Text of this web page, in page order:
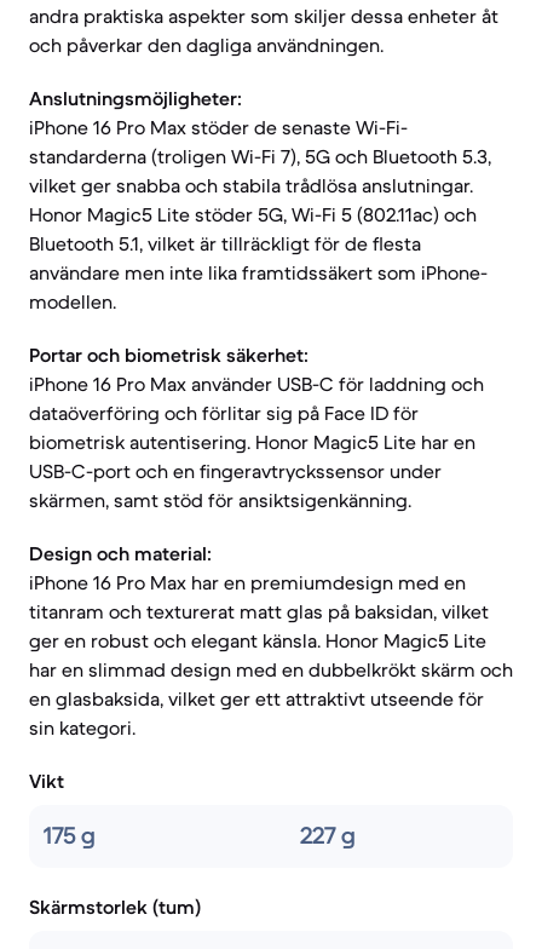
andra praktiska aspekter som skiljer dessa enheter åt
och påverkar den dagliga användningen.
Anslutningsmöjligheter:
iPhone 16 Pro Max stöder de senaste Wi-Fi-
standarderna (troligen Wi-Fi 7), 5G och Bluetooth 5.3,
vilket ger snabba och stabila trådlösa anslutningar.
Honor Magic5 Lite stöder 5G, Wi-Fi 5 (802.11ac) och
Bluetooth 5.1, vilket är tillräckligt för de flesta
användare men inte lika framtidssäkert som iPhone-
modellen.
Portar och biometrisk säkerhet:
iPhone 16 Pro Max använder USB-C för laddning och
dataöverföring och förlitar sig på Face ID för
biometrisk autentisering. Honor Magic5 Lite har en
USB-C-port och en fingeravtryckssensor under
skärmen, samt stöd för ansiktsigenkänning.
Design och material:
iPhone 16 Pro Max har en premiumdesign med en
titanram och texturerat matt glas på baksidan, vilket
ger en robust och elegant känsla. Honor Magic5 Lite
har en slimmad design med en dubbelkrökt skärm och
en glasbaksida, vilket ger ett attraktivt utseende för
sin kategori.
Vikt
175 g 227 g
Skärmstorlek (tum)